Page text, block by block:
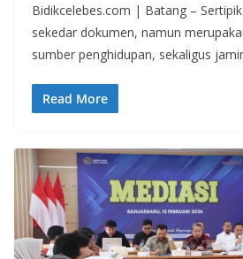
​Bidikcelebes.com | Batang –
sekedar dokumen, namun
sumber penghidupan, sekaligus
Read More